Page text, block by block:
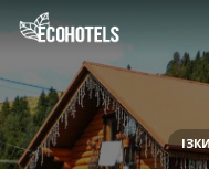
Населені пункти
Курорти
ІЗКИ